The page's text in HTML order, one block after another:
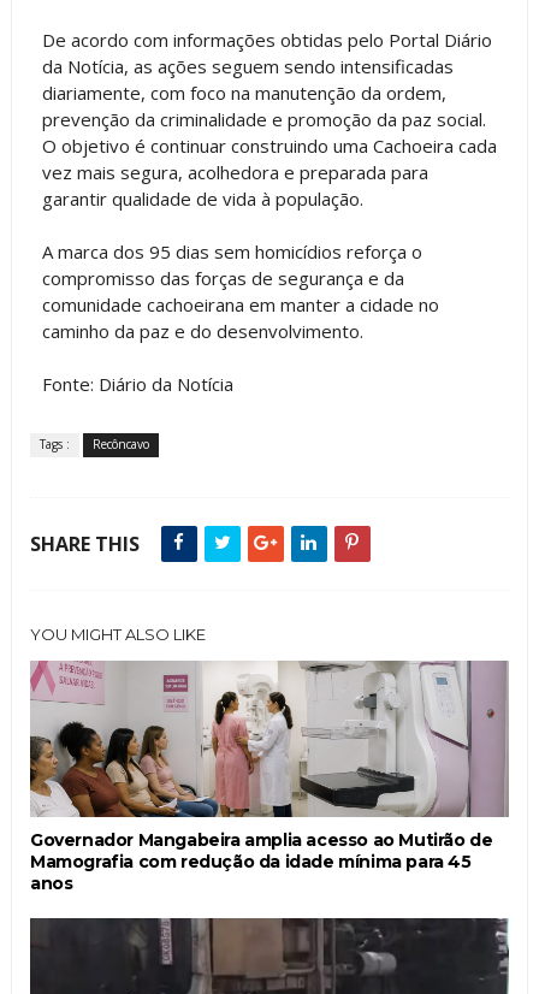
De acordo com informações obtidas pelo Portal Diário
da Notícia, as ações seguem sendo intensificadas
diariamente, com foco na manutenção da ordem,
prevenção da criminalidade e promoção da paz social.
O objetivo é continuar construindo uma Cachoeira cada
vez mais segura, acolhedora e preparada para
garantir qualidade de vida à população.
A marca dos 95 dias sem homicídios reforça o
compromisso das forças de segurança e da
comunidade cachoeirana em manter a cidade no
caminho da paz e do desenvolvimento.
Fonte: Diário da Notícia
Tags : Recôncavo
SHARE THIS
YOU MIGHT ALSO LIKE
Governador Mangabeira amplia acesso ao Mutirão de
Mamografia com redução da idade mínima para 45
anos